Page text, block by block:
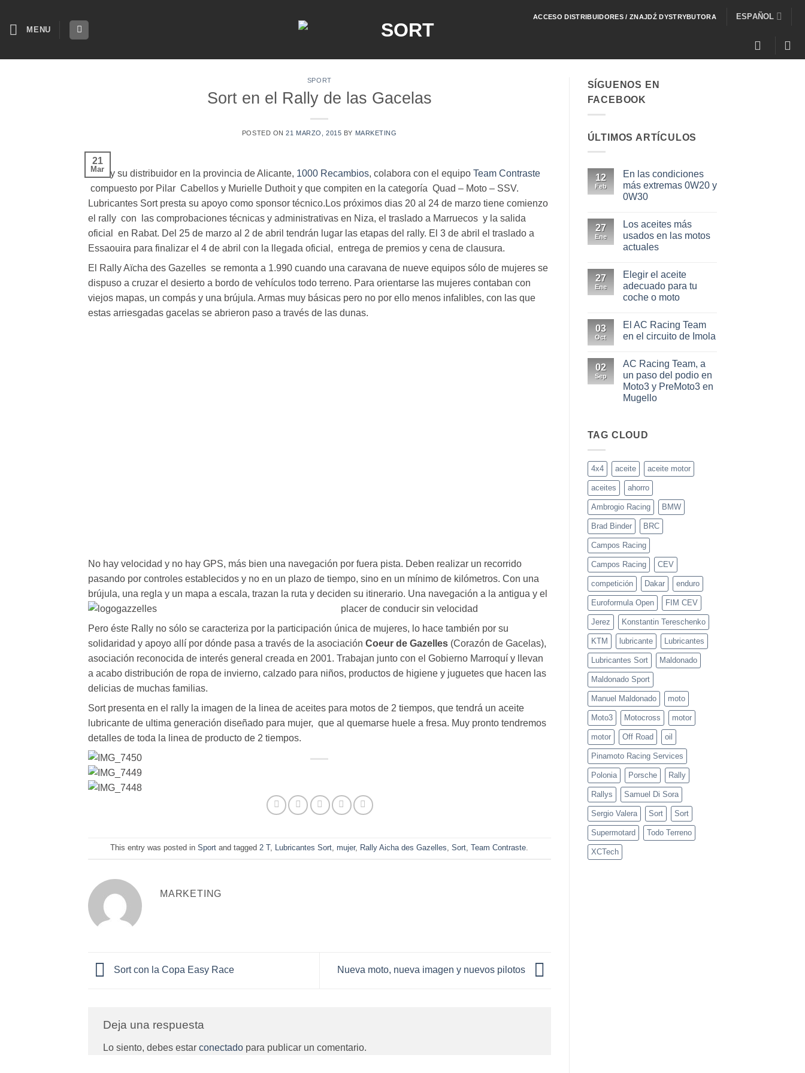
content
MENU
ACCESO DISTRIBUIDORES / ZNAJDŹ DYSTRYBUTORA ESPAÑOL
SPORT
Sort en el Rally de las Gacelas
POSTED ON21 MARZO, 2015 BY MARKETING
21
Mar
Sort y su distribuidor en la provincia de Alicante, 1000 Recambios, colabora con el equipo Team Contraste
compuesto por Pilar Cabellos y Murielle Duthoit y que compiten en la categoría Quad – Moto – SSV.
Lubricantes Sort presta su apoyo como sponsor técnico.Los próximos dias 20 al 24 de marzo tiene comienzo
el rally con las comprobaciones técnicas y administrativas en Niza, el traslado a Marruecos y la salida
oficial en Rabat. Del 25 de marzo al 2 de abril tendrán lugar las etapas del rally. El 3 de abril el traslado a
Essaouira para finalizar el 4 de abril con la llegada oficial, entrega de premios y cena de clausura.
El Rally Aïcha des Gazelles se remonta a 1.990 cuando una caravana de nueve equipos sólo de mujeres se
dispuso a cruzar el desierto a bordo de vehículos todo terreno. Para orientarse las mujeres contaban con
viejos mapas, un compás y una brújula. Armas muy básicas pero no por ello menos infalibles, con las que
estas arriesgadas gacelas se abrieron paso a través de las dunas.
No hay velocidad y no hay GPS, más bien una navegación por fuera pista. Deben realizar un recorrido
pasando por controles establecidos y no en un plazo de tiempo, sino en un mínimo de kilómetros. Con una
brújula, una regla y un mapa a escala, trazan la ruta y deciden su itinerario. Una navegación a la antigua y el
placer de conducir sin velocidad
Pero éste Rally no sólo se caracteriza por la participación única de mujeres, lo hace también por su
solidaridad y apoyo allí por dónde pasa a través de la asociación Coeur de Gazelles (Corazón de Gacelas),
asociación reconocida de interés general creada en 2001. Trabajan junto con el Gobierno Marroquí y llevan
a acabo distribución de ropa de invierno, calzado para niños, productos de higiene y juguetes que hacen las
delicias de muchas familias.
Sort presenta en el rally la imagen de la linea de aceites para motos de 2 tiempos, que tendrá un aceite
lubricante de ultima generación diseñado para mujer, que al quemarse huele a fresa. Muy pronto tendremos
detalles de toda la linea de producto de 2 tiempos.
This entry was posted inSport and tagged 2 T, Lubricantes Sort ,mujer, Rally Aicha des Gazelles ,Sort ,Team Contraste
MARKETING
Sort con la Copa Easy Race Nueva moto, nueva imagen y nuevos pilotos
Deja una respuesta
Lo siento, debes estar conectado para publicar un comentario.
SÍGUENOS EN
FACEBOOK
ÚLTIMOS ARTÍCULOS
12
Feb
En las condiciones
más extremas 0W20 y
0W30
comentarios
En
las
extremas
0W20
y
0W30
27
Ene
Los aceites más
usados en las motos
actuales
comentarios
Los
aceites
en
las
motos
27
Ene
Elegir el aceite
adecuado para tu
coche o moto
comentarios
Elegir
adecuado
tu
coche
o
moto
03
Oct
El AC Racing Team
en el circuito de Imola
comentarios
El
AC
Racing
Team
de
02
Sep
AC Racing Team, a
un paso del podio en
Moto3 y PreMoto3 en
Mugello
en
AC
a
un
paso
del
podio
en
Moto3
y
PreMoto3
en
Mugello
TAG CLOUD
4x4 aceite aceite motor
aceites ahorro
Ambrogio Racing BMW
Brad Binder BRC
Campos Racing
Campos Racing CEV
competición Dakar enduro
Euroformula Open FIM CEV
Jerez Konstantin Tereschenko
KTM lubricante Lubricantes
Lubricantes Sort Maldonado
Maldonado Sport
Manuel Maldonado moto
Moto3 Motocross motor
motor Off Road oil
Pinamoto Racing Services
Polonia Porsche Rally
Rallys Samuel Di Sora
Sergio Valera Sort Sort
Supermotard Todo Terreno
XCTech